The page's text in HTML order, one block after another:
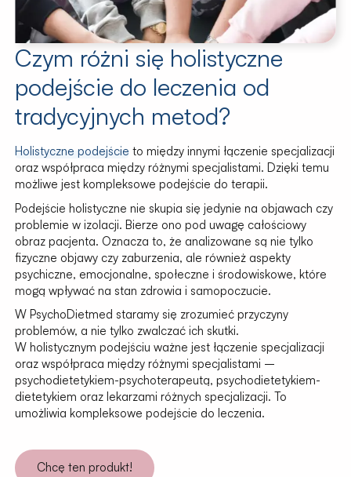
Czym różni się holistyczne
podejście do leczenia od
tradycyjnych metod?
Holistyczne podejście to między innymi łączenie specjalizacji
oraz współpraca między różnymi specjalistami. Dzięki temu
możliwe jest kompleksowe podejście do terapii.
Podejście holistyczne nie skupia się jedynie na objawach czy
problemie w izolacji. Bierze ono pod uwagę całościowy
obraz pacjenta. Oznacza to, że analizowane są nie tylko
fizyczne objawy czy zaburzenia, ale również aspekty
psychiczne, emocjonalne, społeczne i środowiskowe, które
mogą wpływać na stan zdrowia i samopoczucie.
W PsychoDietmed staramy się zrozumieć przyczyny
problemów, a nie tylko zwalczać ich skutki.
W holistycznym podejściu ważne jest łączenie specjalizacji
oraz współpraca między różnymi specjalistami –
psychodietetykiem-psychoterapeutą, psychodietetykiem-
dietetykiem oraz lekarzami różnych specjalizacji. To
umożliwia kompleksowe podejście do leczenia.
Chcę ten produkt!